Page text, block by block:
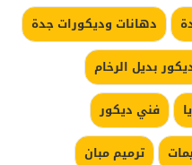
دهانات وديكورات جدة
بديل الرخام
فني ديكور
ترميم مبان